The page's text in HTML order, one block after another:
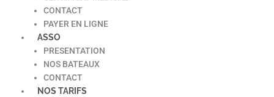
CONTACT
PAYER EN LIGNE
ASSO
PRESENTATION
NOS BATEAUX
CONTACT
NOS TARIFS